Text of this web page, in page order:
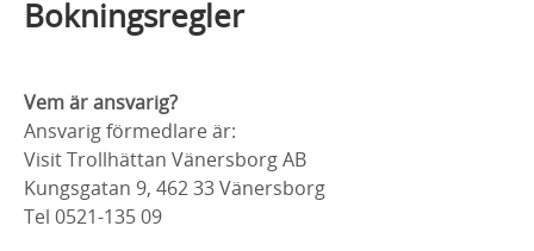
Bokningsregler
Vem är ansvarig?
Ansvarig förmedlare är:
Visit Trollhättan Vänersborg AB
Kungsgatan 9, 462 33 Vänersborg
Tel 0521-135 09